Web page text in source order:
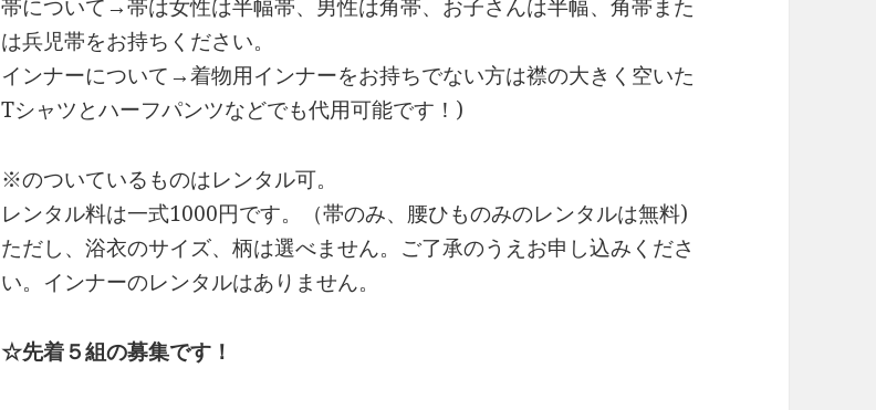
帯について→帯は女性は半幅帯、男性は角帯、お子さんは半幅、角帯また
は兵児帯をお持ちください。
インナーについて→着物用インナーをお持ちでない方は襟の大きく空いた
Tシャツとハーフパンツなどでも代用可能です！)
※のついているものはレンタル可。
レンタル料は一式1000円です。（帯のみ、腰ひものみのレンタルは無料)
ただし、浴衣のサイズ、柄は選べません。ご了承のうえお申し込みくださ
い。インナーのレンタルはありません。
☆先着５組の募集です！